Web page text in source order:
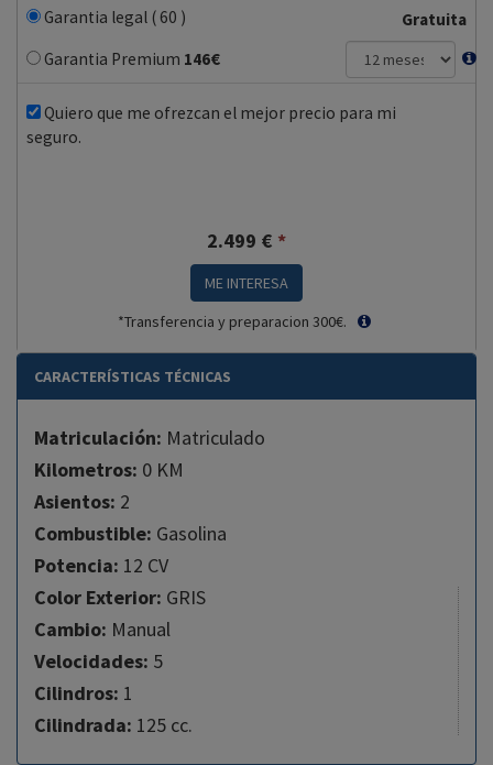
Garantia legal ( 60 )
Gratuita
Garantia Premium 146€
Quiero que me ofrezcan el mejor precio para mi
seguro.
2.499 € *
ME INTERESA
*Transferencia y preparacion 300€.
CARACTERÍSTICAS TÉCNICAS
Matriculación: Matriculado
Kilometros: 0 KM
Asientos: 2
Combustible: Gasolina
Potencia: 12 CV
Color Exterior: GRIS
Cambio: Manual
Velocidades: 5
Cilindros: 1
Cilindrada: 125 cc.